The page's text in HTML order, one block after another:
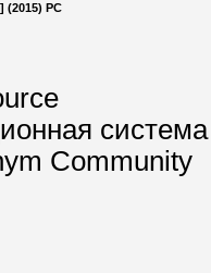
(2015) РС
система
Community